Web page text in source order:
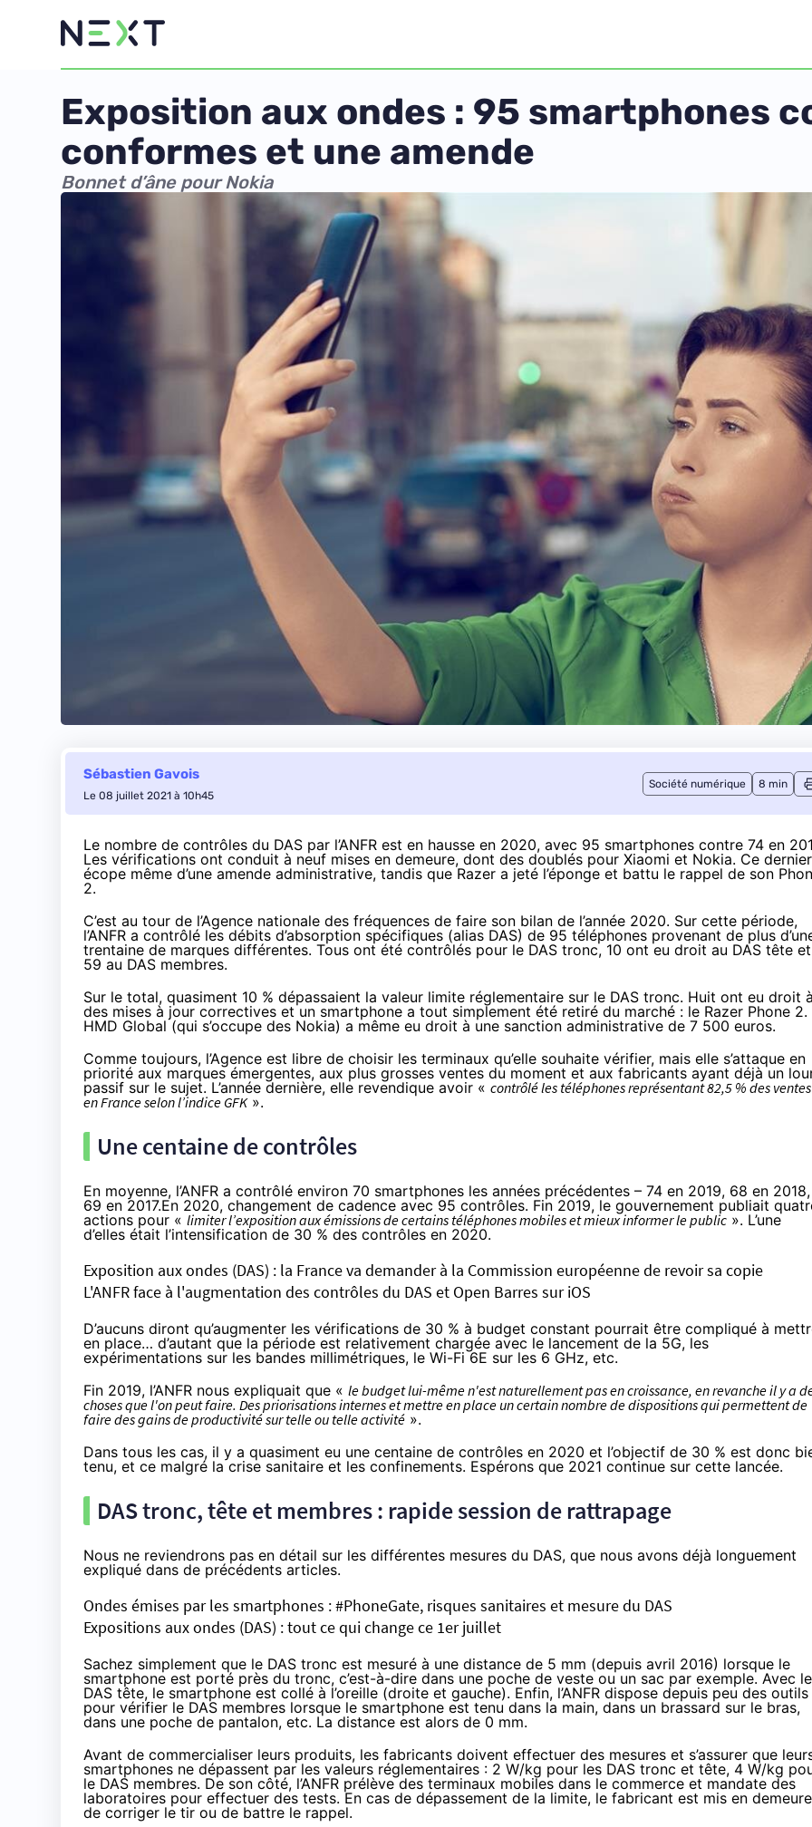
Exposition aux ondes : 95 smartphones
conformes et une amende
Bonnet d’âne pour Nokia
Sébastien Gavois
Le 08 juillet 2021 à 10h45
Société numérique 8 min
Le nombre de contrôles du DAS par l’ANFR est en hausse en 2020, avec 95 smartphones contre 74 en
Les vérifications ont conduit à neuf mises en demeure, dont des doublés pour Xiaomi et Nokia. Ce dernier
écope même d’une amende administrative, tandis que Razer a jeté l’éponge et battu le rappel de son
2.
C’est au tour de l’Agence nationale des fréquences de faire son bilan de l’année 2020. Sur cette période,
l’ANFR a contrôlé les débits d’absorption spécifiques (alias DAS) de 95 téléphones provenant de plus
trentaine de marques différentes. Tous ont été contrôlés pour le DAS tronc, 10 ont eu droit au DAS tête et
59 au DAS membres.
Sur le total, quasiment 10 % dépassaient la valeur limite réglementaire sur le DAS tronc. Huit ont eu droit
des mises à jour correctives et un smartphone a tout simplement été retiré du marché : le Razer Phone 2.
HMD Global (qui s’occupe des Nokia) a même eu droit à une sanction administrative de 7 500 euros.
Comme toujours, l’Agence est libre de choisir les terminaux qu’elle souhaite vérifier, mais elle s’attaque en
priorité aux marques émergentes, aux plus grosses ventes du moment et aux fabricants ayant déjà un
passif sur le sujet. L’année dernière, elle revendique avoir « contrôlé les téléphones représentant 82,5 % des ventes
en France selon l’indice GFK».
Une centaine de contrôles
En moyenne, l’ANFR a contrôlé environ 70 smartphones les années précédentes – 74 en 2019, 68 en 2018,
69 en 2017.En 2020, changement de cadence avec 95 contrôles. Fin 2019, le gouvernement publiait
actions pour « limiter l’exposition aux émissions de certains téléphones mobiles et mieux informer le public ». L’une
d’elles était l’intensification de 30 % des contrôles en 2020.
Exposition aux ondes (DAS) : la France va demander à la Commission européenne de revoir sa copie
L'ANFR face à l'augmentation des contrôles du DAS et Open Barres sur iOS
D’aucuns diront qu’augmenter les vérifications de 30 % à budget constant pourrait être compliqué à
en place… d’autant que la période est relativement chargée avec le lancement de la 5G, les
expérimentations sur les bandes millimétriques, le Wi-Fi 6E sur les 6 GHz, etc.
Fin 2019, l’ANFR nous expliquait que « le budget lui-même n'est naturellement pas en croissance, en revanche il y a
choses que l'on peut faire. Des priorisations internes et mettre en place un certain nombre de dispositions qui permettent de
faire des gains de productivité sur telle ou telle activité ».
Dans tous les cas, il y a quasiment eu une centaine de contrôles en 2020 et l’objectif de 30 % est donc
tenu, et ce malgré la crise sanitaire et les confinements. Espérons que 2021 continue sur cette lancée.
DAS tronc, tête et membres : rapide session de rattrapage
Nous ne reviendrons pas en détail sur les différentes mesures du DAS, que nous avons déjà longuement
expliqué dans de précédents articles.
Ondes émises par les smartphones : #PhoneGate, risques sanitaires et mesure du DAS
Expositions aux ondes (DAS) : tout ce qui change ce 1er juillet
Sachez simplement que le DAS tronc est mesuré à une distance de 5 mm (depuis avril 2016) lorsque le
smartphone est porté près du tronc, c’est-à-dire dans une poche de veste ou un sac par exemple. Avec le
DAS tête, le smartphone est collé à l’oreille (droite et gauche). Enfin, l’ANFR dispose depuis peu des outils
pour vérifier le DAS membres lorsque le smartphone est tenu dans la main, dans un brassard sur le bras,
dans une poche de pantalon, etc. La distance est alors de 0 mm.
Avant de commercialiser leurs produits, les fabricants doivent effectuer des mesures et s’assurer que
smartphones ne dépassent par les valeurs réglementaires : 2 W/kg pour les DAS tronc et tête, 4 W/kg
le DAS membres. De son côté, l’ANFR prélève des terminaux mobiles dans le commerce et mandate des
laboratoires pour effectuer des tests. En cas de dépassement de la limite, le fabricant est mis en demeure
de corriger le tir ou de battre le rappel.